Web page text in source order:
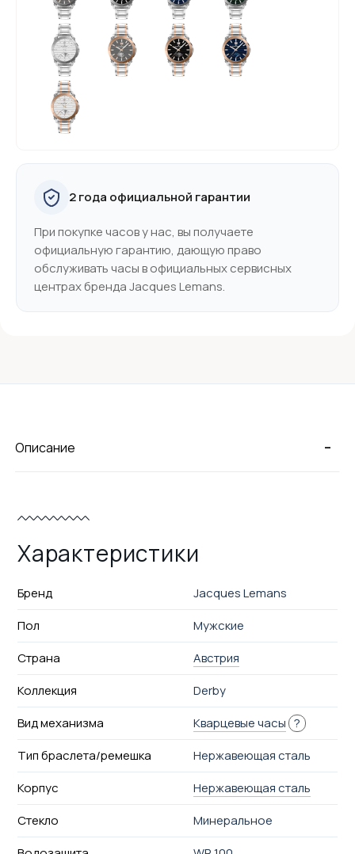
2 года официальной гарантии
При покупке часов у нас, вы получаете
официальную гарантию, дающую право
обслуживать часы в официальных сервисных
центрах бренда Jacques Lemans.
-
Описание
Характеристики
Бренд
Jacques Lemans
Пол
Мужские
Страна
Австрия
Коллекция
Derby
Вид механизма
Кварцевые часы ?
Тип браслета/ремешка
Нержавеющая сталь
Корпус
Нержавеющая сталь
Стекло
Минеральное